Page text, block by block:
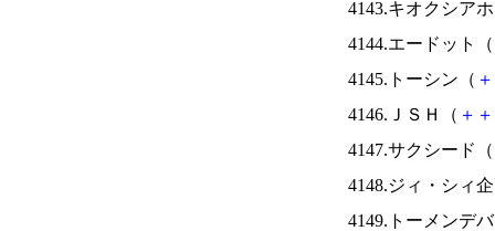
4143.キオクシア
4144.エードット（
4145.トーシン（ ＋
4146.ＪＳＨ（ ＋ ＋
4147.サクシード（
4148.ジィ・シィ
4149.トーメンデ